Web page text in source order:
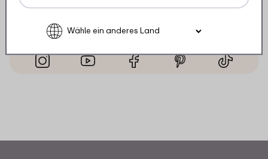
sind wir mit vielen Anregungen, Videos und
aktuellen Beiträgen vertreten.